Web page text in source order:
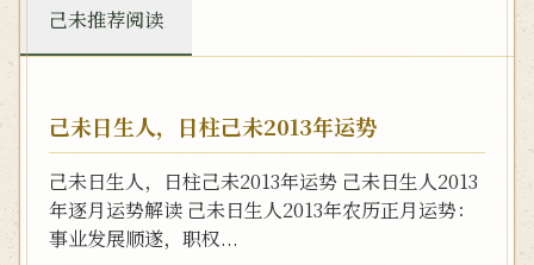
己未推荐阅读
己未日生人，日柱己未2013年运势
己未日生人，日柱己未2013年运势 己未日生人2013
年逐月运势解读 己未日生人2013年农历正月运势：
事业发展顺遂，职权...